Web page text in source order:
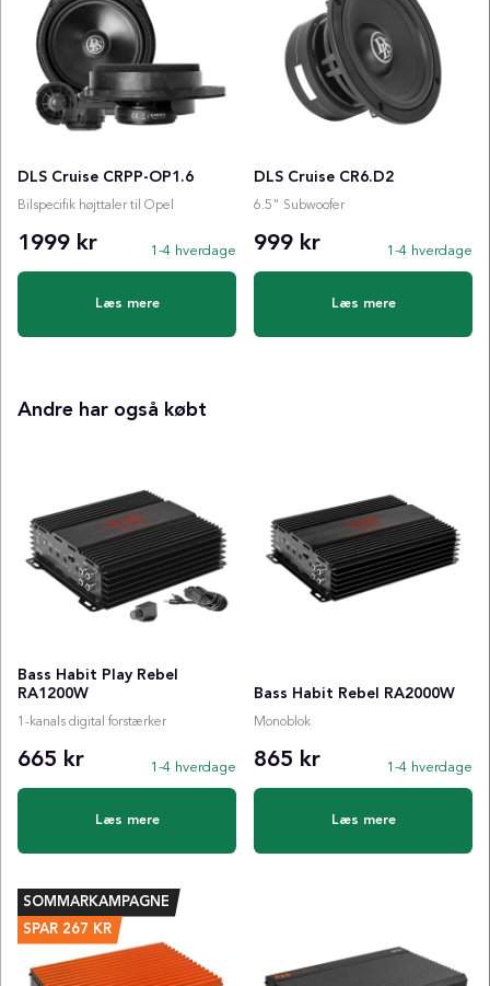
DLS Cruise CRPP-OP1.6
Bilspecifik højttaler til Opel
1999 kr 1-4 hverdage
Læs mere
DLS Cruise CR6.D2
6.5" Subwoofer
999 kr 1-4 hverdage
Læs mere
Andre har også købt
Bass Habit Play Rebel
RA1200W
1-kanals digital forstærker
665 kr 1-4 hverdage
Læs mere
Bass Habit Rebel RA2000W
Monoblok
865 kr 1-4 hverdage
Læs mere
SOMMARKAMPAGNE
SPAR 267 KR